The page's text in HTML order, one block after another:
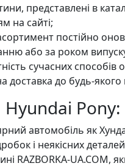
представлені в
на сайті;
постійно
або за роком
сучасних способів
доставка до будь-якого
Hyundai
автомобіль як
і неякісних
RAZBORKA-